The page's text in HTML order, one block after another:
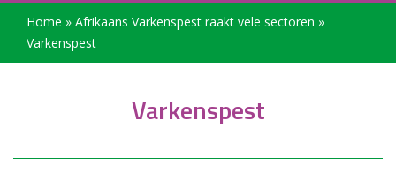
Home » Afrikaans Varkenspest raakt vele sectoren »
Varkenspest
Varkenspest